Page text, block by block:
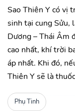
Sao Thiên Y có vị
sinh tại cung Sửu,
Dương – Thái Âm
cao nhất, khí trời
áp nhất. Khi đó,
Thiên Y sẽ là
Phụ Tinh